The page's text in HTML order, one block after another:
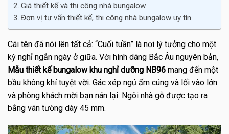
Giá thiết kế và thi công nhà bungalow
Đơn vị tư vấn thiết kế, thi công nhà bungalow uy tín
Cái tên đã nói lên tất cả: “Cuối tuần” là nơi lý tưởng cho một
kỳ nghỉ ngắn ngày ở giữa. Với hình dáng Bắc Âu nguyên bản,
Mẫu thiết kế bungalow khu nghỉ dưỡng NB96 mang đến một
bầu không khí tuyệt vời. Gác xép ngủ ấm cúng và lối vào lớn
và phòng khách mời bạn nán lại. Ngôi nhà gỗ được tạo ra
bằng ván tường dày 45 mm.